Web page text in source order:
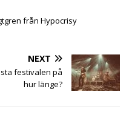
från Hypocrisy
NEXT
festivalen på
hur länge?